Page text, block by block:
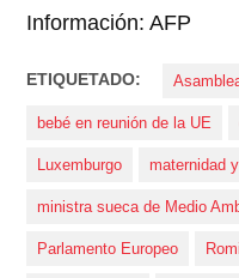
Información: AFP
ETIQUETADO:
bebé en reunión de la UE
Luxemburgo maternidad
ministra sueca de Medio
Parlamento Europeo